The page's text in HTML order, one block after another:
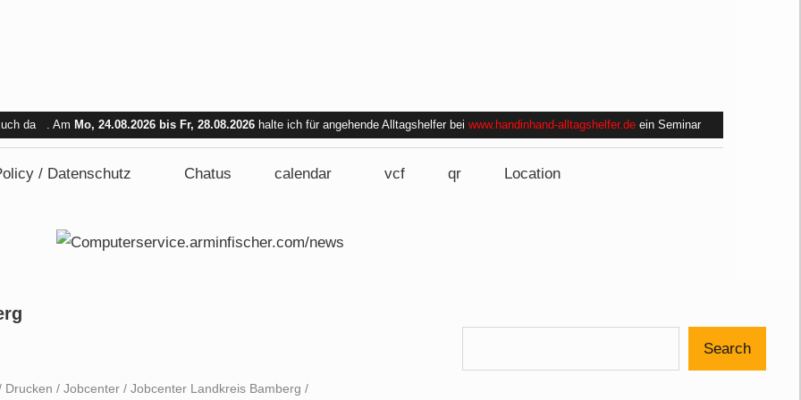
da . Am Mo, 24.08.2026 bis Fr, 28.08.2026 halte ich für angehende Alltagshelfer bei www.handinhand-alltagshelfer.de ein Seminar
Am Mi. 26.08.2026 sind wir nicht verfügbar.
/ Datenschutz Chatus calendar vcf qr Location
Drucken / Jobcenter / Jobcenter Landkreis Bamberg /
Search